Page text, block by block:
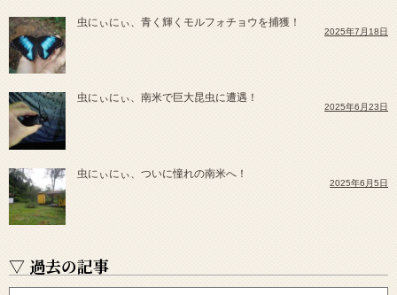
虫にぃにぃ、青く輝くモルフォチョウを捕獲！
2025年7月18日
虫にぃにぃ、南米で巨大昆虫に遭遇！
2025年6月23日
虫にぃにぃ、ついに憧れの南米へ！
2025年6月5日
▽ 過去の記事